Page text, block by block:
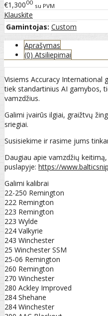
€1,30000 su PVM
Klauskite
Gamintojas: Custom
Aprašymas
(0) Atsiliepimai
Visiems Accuracy International
tiek standartinius AI gamybos,
vamzdžius.
Galimi įvairūs ilgiai, graižtvų
sriegiai.
Susisiekime ir rasime jums
Daugiau apie vamzdžių
puslapyje: https://
Galimi kalibrai
22-250 Remington
222 Remington
223 Remington
223 Wylde
224 Valkyrie
243 Winchester
25 Winchester SSM
25-06 Remington
260 Remington
270 Winchester
280 Ackley Improved
284 Shehane
284 Winchester